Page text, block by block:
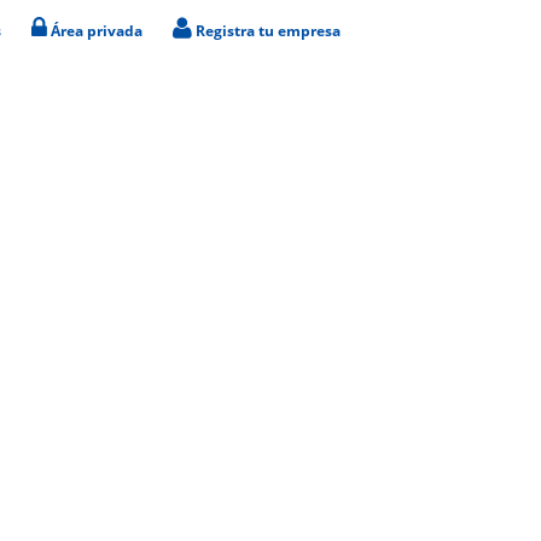
Registra tu empresa
Área privada